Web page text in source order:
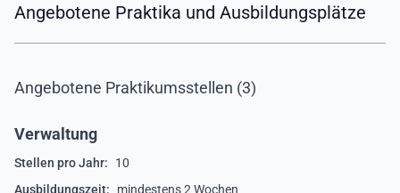
Angebotene Praktika und Ausbildungsplätze
Angebotene Praktikumsstellen (3)
Verwaltung
Stellen pro Jahr:
10
Ausbildungszeit:
mindestens 2 Wochen